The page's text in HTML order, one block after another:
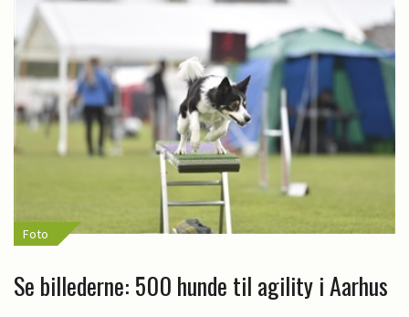
Foto
Se billederne: 500 hunde til agility i Aarhus